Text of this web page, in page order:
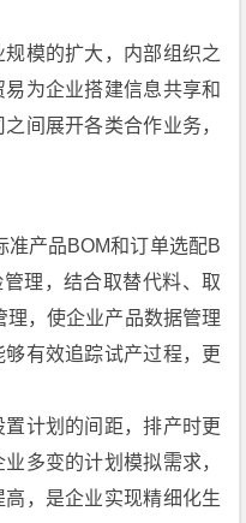
模的扩大，内部组织之
为企业搭建信息共享和
间展开各类合作业务，
准产品BOM和订单选配B
理，结合取替代料、取
，使企业产品数据管理
有效追踪试产过程，更
计划的间距，排产时更
多变的计划模拟需求，
，是企业实现精细化生